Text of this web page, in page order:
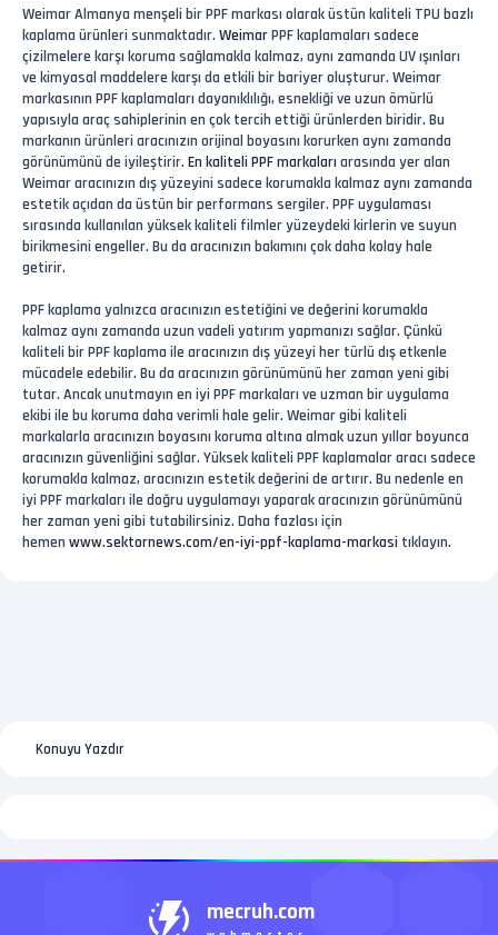
Weimar Almanya menşeli bir PPF markası olarak üstün kaliteli TPU bazlı
kaplama ürünleri sunmaktadır. WeimarPPF kaplamaları sadece
çizilmelere karşı koruma sağlamakla kalmaz, aynı zamanda UV ışınları
ve kimyasal maddelere karşı da etkili bir bariyer oluşturur. Weimar
markasının PPF kaplamaları dayanıklılığı, esnekliği ve uzun ömürlü
yapısıyla araç sahiplerinin en çok tercih ettiği ürünlerden biridir. Bu
markanın ürünleri aracınızın orijinal boyasını korurken aynı zamanda
görünümünü de iyileştirir. En kaliteli PPF markaları arasında yer alan
Weimar aracınızın dış yüzeyini sadece korumakla kalmaz aynı zamanda
estetik açıdan da üstün bir performans sergiler. PPF uygulaması
sırasında kullanılan yüksek kaliteli filmler yüzeydeki kirlerin ve suyun
birikmesini engeller. Bu da aracınızın bakımını çok daha kolay hale
getirir.
PPF kaplama yalnızca aracınızın estetiğini ve değerini korumakla
kalmaz aynı zamanda uzun vadeli yatırım yapmanızı sağlar. Çünkü
kaliteli bir PPF kaplama ile aracınızın dış yüzeyi her türlü dış etkenle
mücadele edebilir. Bu da aracınızın görünümünü her zaman yeni gibi
tutar. Ancak unutmayın en iyi PPF markaları ve uzman bir uygulama
ekibi ile bu koruma daha verimli hale gelir. Weimar gibi kaliteli
markalarla aracınızın boyasını koruma altına almak uzun yıllar boyunca
aracınızın güvenliğini sağlar. Yüksek kaliteli PPF kaplamalar aracı sadece
korumakla kalmaz, aracınızın estetik değerini de artırır. Bu nedenle en
iyi PPF markaları ile doğru uygulamayı yaparak aracınızın görünümünü
her zaman yeni gibi tutabilirsiniz. Daha fazlası için
hemen www.sektornews.com/en-iyi-ppf-kaplama-markasi tıklayın.
Konuyu Yazdır
mecruh.com